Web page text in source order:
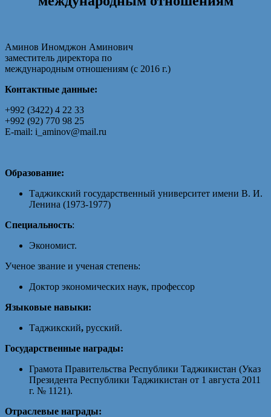
Аминов Иномджон Аминович
заместитель директора по
международным отношениям (с 2016 г.)
Контактные данные:
+992 (3422) 4 22 33
+992 (92) 770 98 25
E-mail: i_aminov@mail.ru
Образование:
Таджикский государственный университет имени В. И.
Ленина (1973-1977)
Специальность:
Экономист.
Ученое звание и ученая степень:
Доктор экономических наук, профессор
Языковые навыки:
Таджикский, русский.
Государственные награды:
Грамота Правительства Республики Таджикистан (Указ
Президента Республики Таджикистан от 1 августа 2011
г. № 1121).
Отраслевые награды: